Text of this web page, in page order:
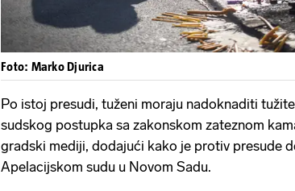
Foto: Marko Djurica
Po istoj presudi, tuženi moraju nadoknaditi
sudskog postupka sa zakonskom zateznom
gradski mediji, dodajući kako je protiv presude
Apelacijskom sudu u Novom Sadu.